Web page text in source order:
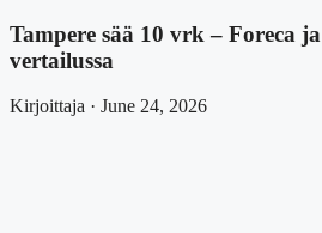
Tampere sää 10 vrk – Foreca
vertailussa
Kirjoittaja · June 24, 2026